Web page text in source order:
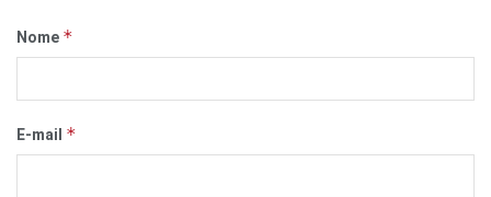
Nome *
E-mail *